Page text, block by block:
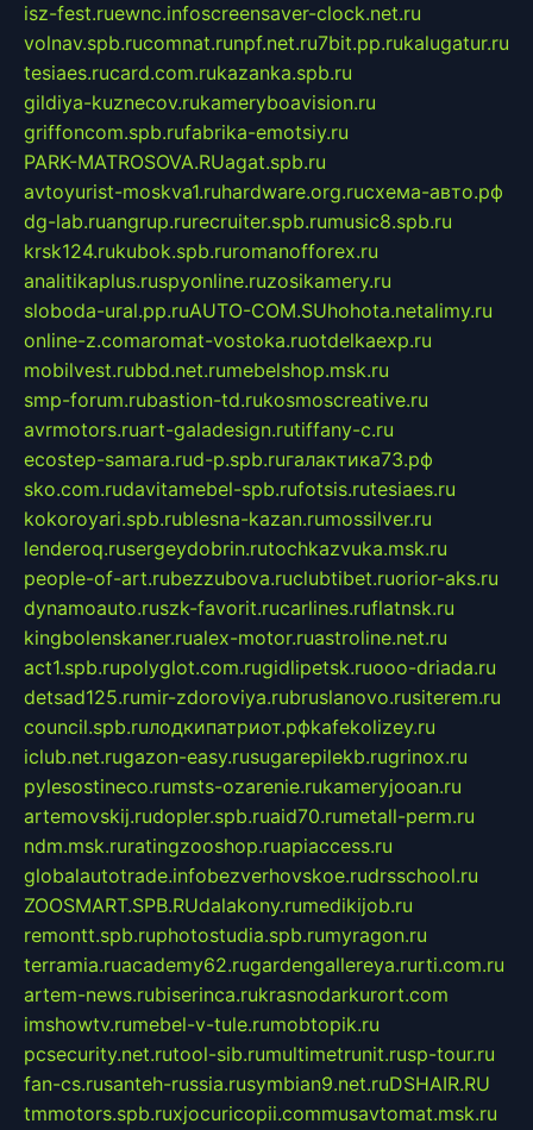
isz-fest.ruewnc.infoscreensaver-clock.net.ru
volnav.spb.rucomnat.runpf.net.ru7bit.pp.rukalugatur.ru
tesiaes.rucard.com.rukazanka.spb.ru
gildiya-kuznecov.rukameryboavision.ru
griffoncom.spb.rufabrika-emotsiy.ru
PARK-MATROSOVA.RUagat.spb.ru
avtoyurist-moskva1.ruhardware.org.ruсхема-авто.рф
dg-lab.ruangrup.rurecruiter.spb.rumusic8.spb.ru
krsk124.rukubok.spb.ruromanofforex.ru
analitikaplus.ruspyonline.ruzosikamery.ru
sloboda-ural.pp.ruAUTO-COM.SUhohota.netalimy.ru
online-z.comaromat-vostoka.ruotdelkaexp.ru
mobilvest.rubbd.net.rumebelshop.msk.ru
smp-forum.rubastion-td.rukosmoscreative.ru
avrmotors.ruart-galadesign.rutiffany-c.ru
ecostep-samara.rud-p.spb.ruгалактика73.рф
sko.com.rudavitamebel-spb.rufotsis.rutesiaes.ru
kokoroyari.spb.rublesna-kazan.rumossilver.ru
lenderoq.rusergeydobrin.rutochkazvuka.msk.ru
people-of-art.rubezzubova.ruclubtibet.ruorior-aks.ru
dynamoauto.ruszk-favorit.rucarlines.ruflatnsk.ru
kingbolenskaner.rualex-motor.ruastroline.net.ru
act1.spb.rupolyglot.com.rugidlipetsk.ruooo-driada.ru
detsad125.rumir-zdoroviya.rubruslanovo.rusiterem.ru
council.spb.ruлодкипатриот.рфkafekolizey.ru
iclub.net.rugazon-easy.rusugarepilekb.rugrinox.ru
pylesostineco.rumsts-ozarenie.rukameryjooan.ru
artemovskij.rudopler.spb.ruaid70.rumetall-perm.ru
ndm.msk.ruratingzooshop.ruapiaccess.ru
globalautotrade.infobezverhovskoe.rudrsschool.ru
ZOOSMART.SPB.RUdalakony.rumedikijob.ru
remontt.spb.ruphotostudia.spb.rumyragon.ru
terramia.ruacademy62.rugardengallereya.rurti.com.ru
artem-news.rubiserinca.rukrasnodarkurort.com
imshowtv.rumebel-v-tule.rumobtopik.ru
pcsecurity.net.rutool-sib.rumultimetrunit.rusp-tour.ru
fan-cs.rusanteh-russia.rusymbian9.net.ruDSHAIR.RU
tmmotors.spb.ruxjocuricopii.commusavtomat.msk.ru